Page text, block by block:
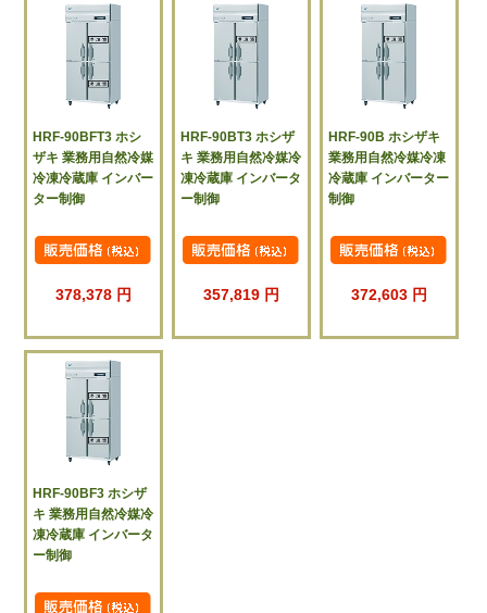
HRF-90BFT3 ホシ
ザキ 業務用自然冷媒
冷凍冷蔵庫 インバー
ター制御
378,378 円
HRF-90BT3 ホシザ
キ 業務用自然冷媒冷
凍冷蔵庫 インバータ
ー制御
357,819 円
HRF-90B ホシザキ
業務用自然冷媒冷凍
冷蔵庫 インバーター
制御
372,603 円
HRF-90BF3 ホシザ
キ 業務用自然冷媒冷
凍冷蔵庫 インバータ
ー制御